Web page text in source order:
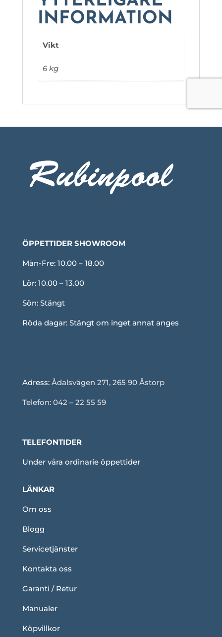
INFORMATION
Vikt
6 kg
ÖPPETTIDER SHOWROOM
Mån-Fre: 10.00 – 18.00
Lör: 10.00 – 13.00
Sön: Stängt
Röda dagar: Stängt om inget annat anges
Adress: Ådalsvägen 271, 265 90 Åstorp
Telefon: 042 – 22 55 59
TELEFONTIDER
Under våra ordinarie öppettider
LÄNKAR
Om oss
Blogg
Servicetjänster
Kontakta oss
Garanti / Retur
Manualer
Köpvillkor